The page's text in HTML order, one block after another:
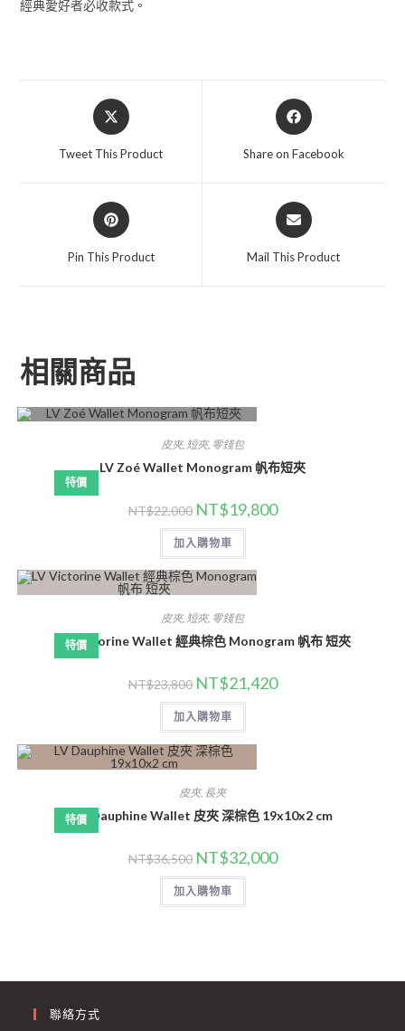
經典愛好者必收款式。
Tweet This Product Share on Facebook
Pin This Product Mail This Product
相關商品
特價
皮夾, 短夾, 零錢包
LV Zoé Wallet Monogram 帆布短夾
NT$22,000 NT$19,800
加入購物車
特價
皮夾, 短夾, 零錢包
LV Victorine Wallet 經典棕色 Monogram 帆布 短夾
NT$23,800 NT$21,420
加入購物車
特價
皮夾, 長夾
LV Dauphine Wallet 皮夾 深棕色 19x10x2 cm
NT$36,500 NT$32,000
加入購物車
聯絡方式